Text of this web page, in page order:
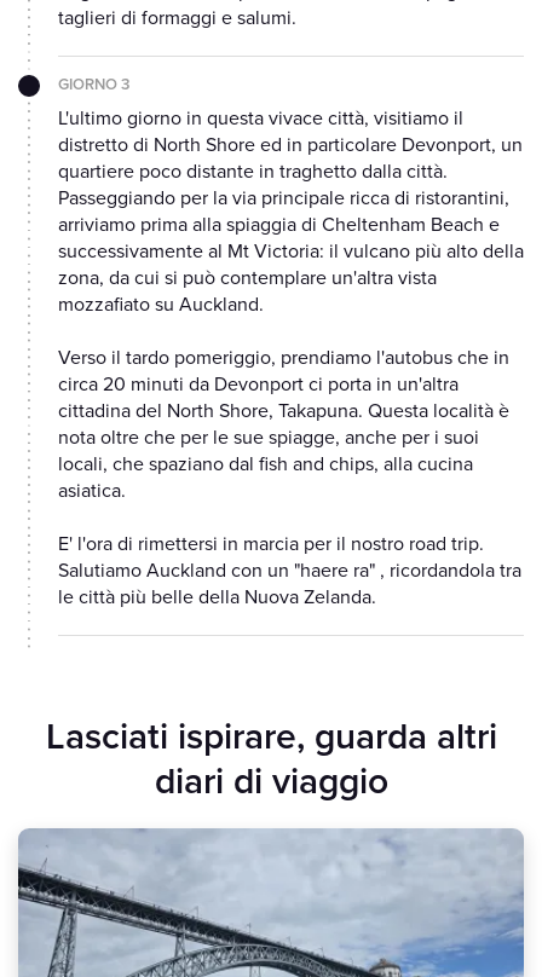
taglieri di formaggi e salumi.
GIORNO 3
L'ultimo giorno in questa vivace città, visitiamo il
distretto di North Shore ed in particolare Devonport, un
quartiere poco distante in traghetto dalla città.
Passeggiando per la via principale ricca di ristorantini,
arriviamo prima alla spiaggia di Cheltenham Beach e
successivamente al Mt Victoria: il vulcano più alto della
zona, da cui si può contemplare un'altra vista
mozzafiato su Auckland.
Verso il tardo pomeriggio, prendiamo l'autobus che in
circa 20 minuti da Devonport ci porta in un'altra
cittadina del North Shore, Takapuna. Questa località è
nota oltre che per le sue spiagge, anche per i suoi
locali, che spaziano dal fish and chips, alla cucina
asiatica.
E' l'ora di rimettersi in marcia per il nostro road trip.
Salutiamo Auckland con un "haere ra" , ricordandola tra
le città più belle della Nuova Zelanda.
Lasciati ispirare, guarda altri
diari di viaggio